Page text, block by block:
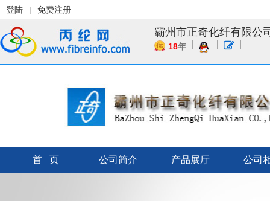
登陆 | 免费注册
霸州市正奇化纤有限公
18年
首 页 公司简介 产品展厅 公司